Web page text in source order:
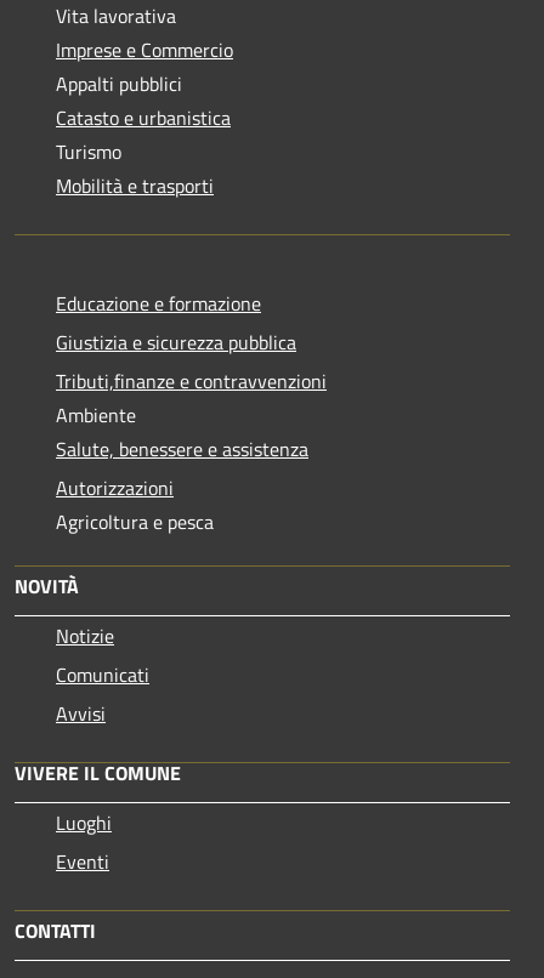
Vita lavorativa
Imprese e Commercio
Appalti pubblici
Catasto e urbanistica
Turismo
Mobilità e trasporti
Educazione e formazione
Giustizia e sicurezza pubblica
Tributi,finanze e contravvenzioni
Ambiente
Salute, benessere e assistenza
Autorizzazioni
Agricoltura e pesca
NOVITÀ
Notizie
Comunicati
Avvisi
VIVERE IL COMUNE
Luoghi
Eventi
CONTATTI